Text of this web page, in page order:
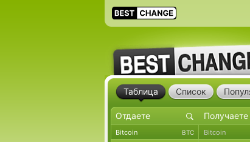
Таблица Список
Bitcoin BTC Bitcoin